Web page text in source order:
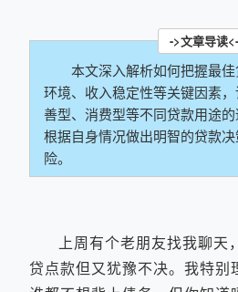
本文深入解析如何把握最
环境、收入稳定性等关键因素
善型、消费型等不同贷款用途
根据自身情况做出明智的贷款
险。
上周有个老朋友找我聊天
贷点款但又犹豫不决。我特别